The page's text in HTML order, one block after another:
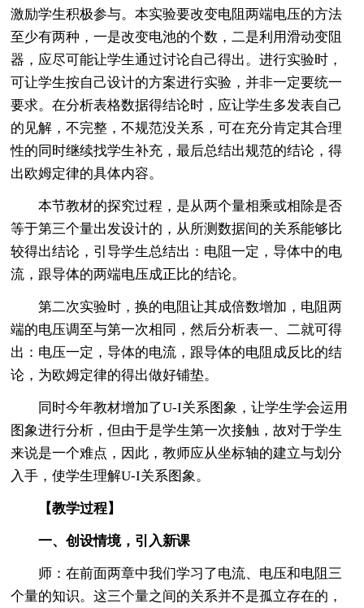
激励学生积极参与。本实验要改变电阻两端电压的方法
至少有两种，一是改变电池的个数，二是利用滑动变阻
器，应尽可能让学生通过讨论自己得出。进行实验时，
可让学生按自己设计的方案进行实验，并非一定要统一
要求。在分析表格数据得结论时，应让学生多发表自己
的见解，不完整，不规范没关系，可在充分肯定其合理
性的同时继续找学生补充，最后总结出规范的结论，得
出欧姆定律的具体内容。
本节教材的探究过程，是从两个量相乘或相除是否
等于第三个量出发设计的，从所测数据间的关系能够比
较得出结论，引导学生总结出：电阻一定，导体中的电
流，跟导体的两端电压成正比的结论。
第二次实验时，换的电阻让其成倍数增加，电阻两
端的电压调至与第一次相同，然后分析表一、二就可得
出：电压一定，导体的电流，跟导体的电阻成反比的结
论，为欧姆定律的得出做好铺垫。
同时今年教材增加了U-I关系图象，让学生学会运用
图象进行分析，但由于是学生第一次接触，故对于学生
来说是一个难点，因此，教师应从坐标轴的建立与划分
入手，使学生理解U-I关系图象。
【教学过程】
一、创设情境，引入新课
师：在前面两章中我们学习了电流、电压和电阻三
个量的知识。这三个量之间的关系并不是孤立存在的，